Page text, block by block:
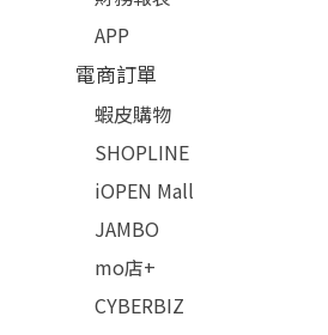
APP
電商訂單
蝦皮購物
SHOPLINE
iOPEN Mall
JAMBO
mo店+
CYBERBIZ